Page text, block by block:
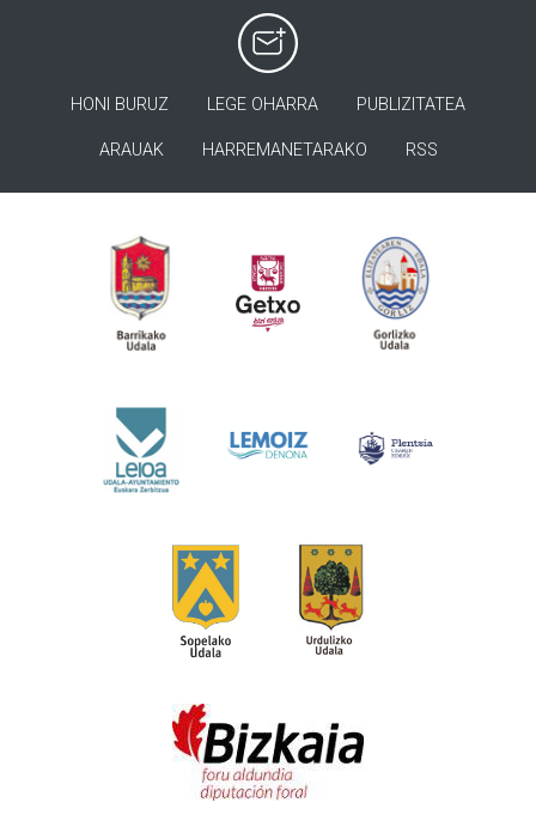
HONI BURUZ LEGE OHARRA PUBLIZITATEA
ARAUAK HARREMANETARAKO RSS